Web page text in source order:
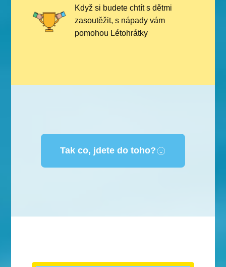
Když si budete chtít s dětmi
zasoutěžit, s nápady vám
pomohou Létohrátky
Tak co, jdete do toho?